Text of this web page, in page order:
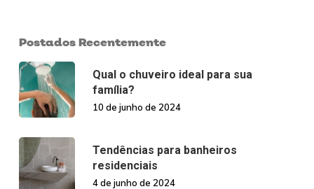
Postados Recentemente
Qual o chuveiro ideal para sua
família?
10 de junho de 2024
Tendências para banheiros
residenciais
4 de junho de 2024